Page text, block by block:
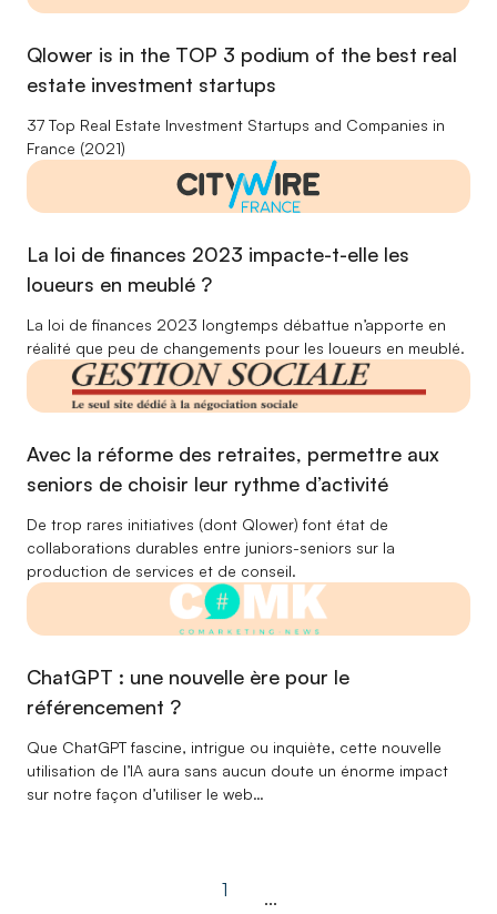
Qlower is in the TOP 3 podium of the best real
estate investment startups
37 Top Real Estate Investment Startups and Companies in
France (2021)
La loi de finances 2023 impacte-t-elle les
loueurs en meublé ?
La loi de finances 2023 longtemps débattue n’apporte en
réalité que peu de changements pour les loueurs en meublé.
Avec la réforme des retraites, permettre aux
seniors de choisir leur rythme d’activité
De trop rares initiatives (dont Qlower) font état de
collaborations durables entre juniors-seniors sur la
production de services et de conseil.
ChatGPT : une nouvelle ère pour le
référencement ?
Que ChatGPT fascine, intrigue ou inquiète, cette nouvelle
utilisation de l’IA aura sans aucun doute un énorme impact
sur notre façon d’utiliser le web…
1 ...